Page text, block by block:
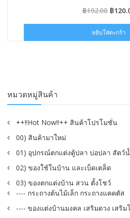
฿192.00
was:
฿
฿
หยิบใส่ตะกร้า
หมวดหมู่สินค้า
++!!Hot Now!!++ สินค้าโปรโมชั่น
00) สินค้ามาใหม่
01) อุปกรณ์ตกแต่งตู้ปลา บ่อปลา สัตว์
02) ของใช้ในบ้าน และเบ็ดเตล็ด
03) ของตกแต่งบ้าน สวน ตั้งโชว์
---- กระถางต้นไม้เล็ก กระถางแคคตัส
---- ของแต่งบ้านมงคล เสริมดวง เสริ